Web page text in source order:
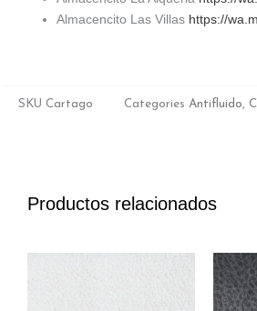
Almacencito Las Villas https://
SKU Cartago Categories Antifluido,
Productos relacionados